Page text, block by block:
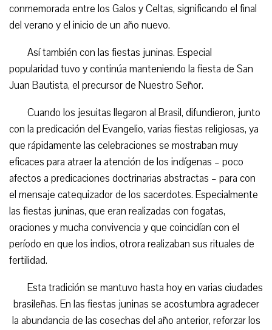
conmemorada entre los Galos y Celtas, significando el final
del verano y el inicio de un año nuevo.
Así también con las fiestas juninas. Especial
popularidad tuvo y continúa manteniendo la fiesta de San
Juan Bautista, el precursor de Nuestro Señor.
Cuando los jesuitas llegaron al Brasil, difundieron, junto
con la predicación del Evangelio, varias fiestas religiosas, ya
que rápidamente las celebraciones se mostraban muy
eficaces para atraer la atención de los indígenas – poco
afectos a predicaciones doctrinarias abstractas – para con
el mensaje catequizador de los sacerdotes. Especialmente
las fiestas juninas, que eran realizadas con fogatas,
oraciones y mucha convivencia y que coincidían con el
período en que los indios, otrora realizaban sus rituales de
fertilidad.
Esta tradición se mantuvo hasta hoy en varias ciudades
brasileñas. En las fiestas juninas se acostumbra agradecer
la abundancia de las cosechas del año anterior, reforzar los